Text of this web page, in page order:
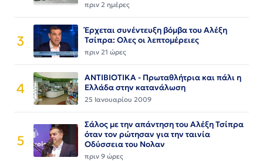
πριν 2 ημέρες
3
Έρχεται συνέντευξη βόμβα του Αλέξη
Τσίπρα: Ολες οι λεπτομέρειες
πριν 21 ώρες
4
ΑΝΤΙΒΙΟΤΙΚΑ - Πρωταθλήτρια και πάλι η
Ελλάδα στην κατανάλωση
25 Ιανουαρίου 2009
5
Σάλος με την απάντηση του Αλέξη Τσίπρα
όταν τον ρώτησαν για την ταινία
Οδύσσεια του Νολαν
πριν 9 ώρες